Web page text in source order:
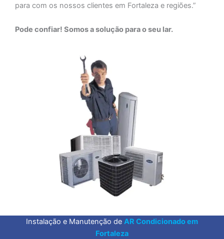
para com os nossos clientes em Fortaleza e regiões.”
Pode confiar! Somos a solução para o seu lar.
Instalação e Manutenção de AR Condicionado em
Fortaleza